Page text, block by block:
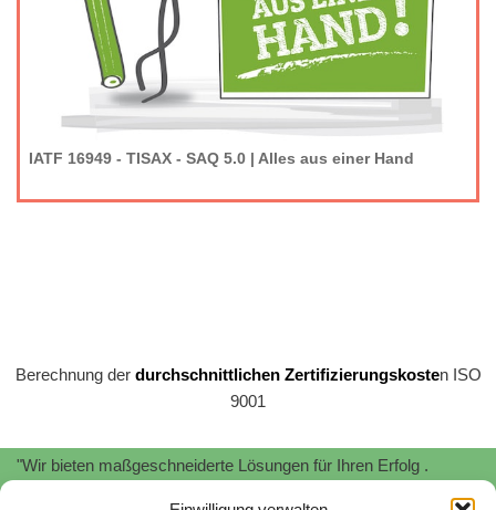
IATF 16949 - TISAX - SAQ 5.0 | Alles aus einer Hand
Berechnung der durchschnittlichen Zertifizierungskosten ISO
9001
"Wir bieten maßgeschneiderte Lösungen für Ihren Erfolg .